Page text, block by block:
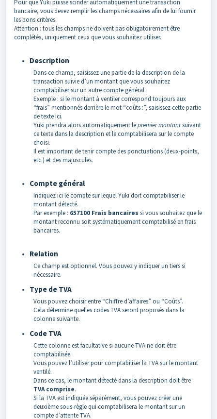
Pour que Yuki puisse scinder automatiquement une transaction
bancaire, vous devez remplir les champs nécessaires afin de lui fournir
les bons critères.
Attention : tous les champs ne doivent pas obligatoirement être
complétés, uniquement ceux que vous souhaitez utiliser.
Description
Dans ce champ, saisissez une partie de la description de la
transaction suivie d’un montant que vous souhaitez
comptabiliser sur un autre compte général.
Exemple : si le montant à ventiler correspond toujours aux
“frais” mentionnés derrière le mot “coûts :”, saisissez cette partie
de texte ici.
Yuki prendra alors automatiquement lepremier montantsuivant
ce texte dans la description et le comptabilisera sur le compte
choisi.
Il est important de tenir compte des ponctuations (deux-points,
etc.) et des majuscules.
Compte général
Indiquez ici le compte sur lequel Yuki doit comptabiliser le
montant détecté.
Par exemple : 657100 Frais bancaires si vous souhaitez que le
montant reconnu soit systématiquement comptabilisé en frais
bancaires.
Relation
Ce champ est optionnel. Vous pouvez y indiquer un tiers si
nécessaire.
Type de TVA
Vous pouvez choisir entre “Chiffre d’affaires” ou “Coûts”.
Cela détermine quelles codes TVA seront proposés dans la
colonne suivante.
Code TVA
Cette colonne est facultative si aucune TVA ne doit être
comptabilisée.
Vous pouvez l’utiliser pour comptabiliser la TVA sur le montant
ventilé.
Dans ce cas, le montant détecté dans la description doit être
TVA comprise.
Si la TVA est indiquée séparément, vous pouvez créer une
deuxième sous-règle qui comptabilisera le montant sur un
compte d’attente TVA.